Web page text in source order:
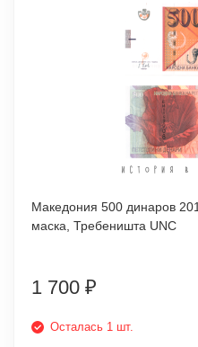
Македония 500 динаров
маска, Требеништа UNC
1 700 ₽
Осталась 1 шт.